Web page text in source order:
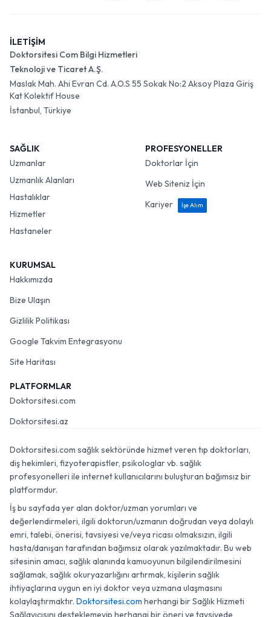
İLETİŞİM
Doktorsitesi Com Bilgi Hizmetleri
Teknoloji ve Ticaret A.Ş.
Maslak Mah. Ahi Evran Cd. A.O.S 55 Sokak No:2 Aksoy Plaza Giriş
Kat Kolektif House
İstanbul, Türkiye
SAĞLIK
Uzmanlar
Uzmanlık Alanları
Hastalıklar
Hizmetler
Hastaneler
PROFESYONELLER
Doktorlar İçin
Web Siteniz İçin
Kariyer
İşe Alım
KURUMSAL
Hakkımızda
Bize Ulaşın
Gizlilik Politikası
Google Takvim Entegrasyonu
Site Haritası
PLATFORMLAR
Doktorsitesi.com
Doktorsitesi.az
Doktorsitesi.com sağlık sektöründe hizmet veren tıp doktorları,
diş hekimleri, fizyoterapistler, psikologlar vb. sağlık
profesyonelleri ile internet kullanıcılarını buluşturan bağımsız bir
platformdur.
İş bu sayfada yer alan doktor/uzman yorumları ve
değerlendirmeleri, ilgili doktorun/uzmanın doğrudan veya dolaylı
emri, talebi, önerisi, tavsiyesi ve/veya ricası olmaksızın, ilgili
hasta/danışan tarafından bağımsız olarak yazılmaktadır. Bu web
sitesinin amacı, sağlık alanında kamuoyunun bilgilendirilmesini
sağlamak, sağlık okuryazarlığını artırmak, kişilerin sağlık
ihtiyaçlarına uygun en iyi doktor veya uzmana ulaşmasını
kolaylaştırmaktır. Doktorsitesi.com herhangi bir Sağlık Hizmeti
Sağlayıcısını desteklemeyip herhangi bir öneri ve tavsiyede